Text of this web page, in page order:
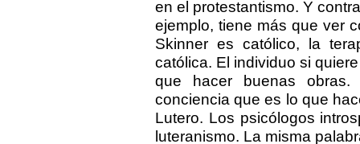
en el protestantismo. Y
ejemplo, tiene más que ver
Skinner es católico, la
católica. El individuo si
que hacer buenas
conciencia que es lo que
Lutero. Los psicólogos
luteranismo. La misma